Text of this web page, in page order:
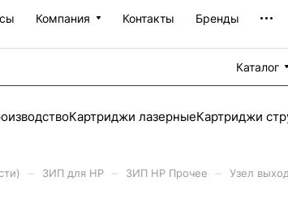
Компания Контакты Бренды
Каталог
Картриджи лазерныеКартриджи
ЗИП для HP ЗИП HP Прочее Узел